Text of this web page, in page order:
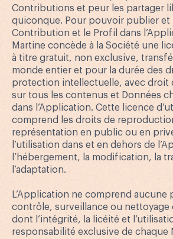
Contributions et peur les partager
quiconque. Pour pouvoir publier et
Contribution et le Profil dans
Martine concède à la Société une
à titre gratuit, non exclusive,
monde entier et pour la durée des
protection intellectuelle, avec droit
sur tous les contenus et Données
dans l’Application. Cette licence
comprend les droits de
représentation en public ou en
l’utilisation dans et en dehors de
l’hébergement, la modification, la
l’adaptation.
L’Application ne comprend aucune
contrôle, surveillance ou nettoyage
dont l’intégrité, la licéité et
responsabilité exclusive de chaque